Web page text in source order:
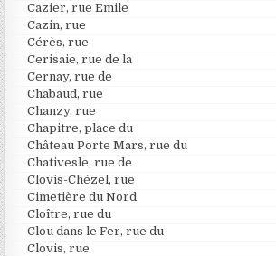
Cazier, rue Emile
Cazin, rue
Cérès, rue
Cerisaie, rue de la
Cernay, rue de
Chabaud, rue
Chanzy, rue
Chapitre, place du
Château Porte Mars, rue du
Chativesle, rue de
Clovis-Chézel, rue
Cimetière du Nord
Cloître, rue du
Clou dans le Fer, rue du
Clovis, rue